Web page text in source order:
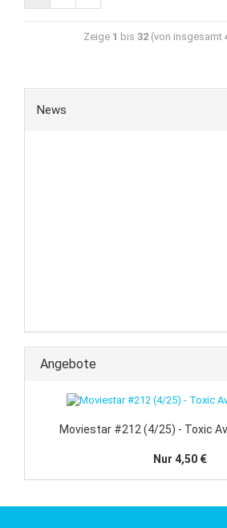
Zeige 1 bis 32(von insgesamt
News
Angebote
Moviestar #212 (4/25) - Toxic
Nur 4,50 €